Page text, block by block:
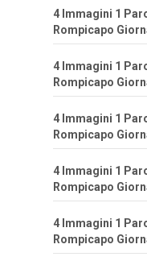
4 Immagini 1
Rompicapo
4 Immagini 1
Rompicapo
4 Immagini 1
Rompicapo
4 Immagini 1
Rompicapo
4 Immagini 1
Rompicapo